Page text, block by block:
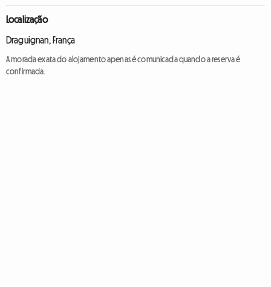
Localização
Draguignan, França
A morada exata do alojamento apenas é comunicada quando a reserva é
confirmada.